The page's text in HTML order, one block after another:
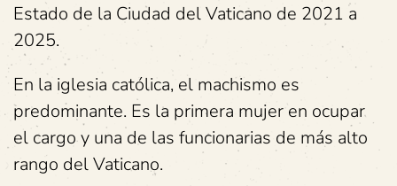
Estado de la Ciudad del Vaticano de 2021 a
2025.
En la iglesia católica, el machismo es
predominante. Es la primera mujer en ocupar
el cargo y una de las funcionarias de más alto
rango del Vaticano.